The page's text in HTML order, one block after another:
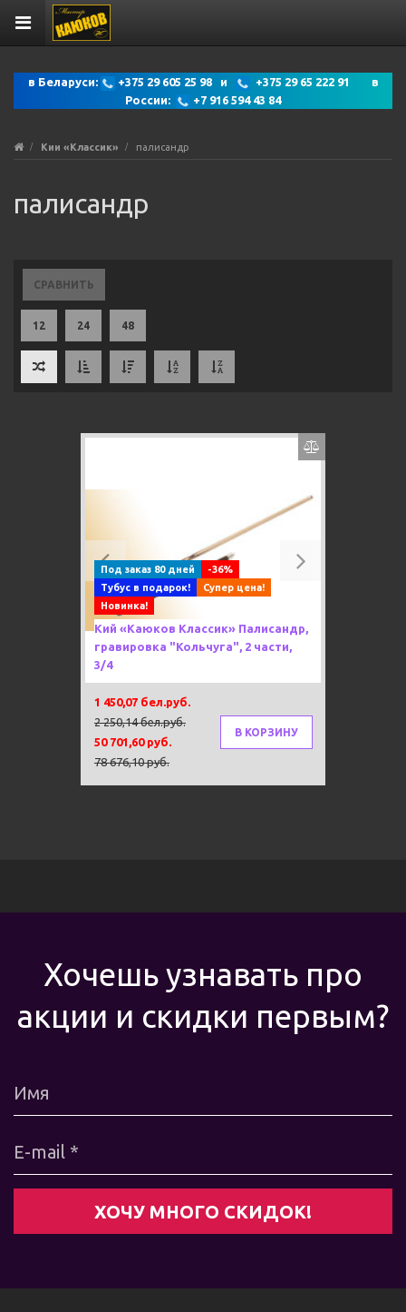
в Беларуси: +375 29 605 25 98 и
+375 29 65 222 91 в
России:
+7 916 594 43 84
Кии «Классик» палисандр
палисандр
СРАВНИТЬ
12 24 48
Под заказ 80 дней
-36%
Тубус в подарок!
Супер цена!
Новинка!
Кий «Каюков Классик» Палисандр,
гравировка "Кольчуга", 2 части,
3/4
1 450,07 бел.руб.
2 250,14 бел.руб.
50 701,60 руб.
78 676,10 руб.
В КОРЗИНУ
Хочешь узнавать про
акции и скидки первым?